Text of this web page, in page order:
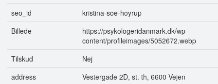
seo_id
kristina-soe-hoyrup
Billede
https://psykologeridanmark.dk/wp-
content/profileimages/5052672.webp
Tilskud
Nej
address
Vestergade 2D, st. th, 6600 Vejen